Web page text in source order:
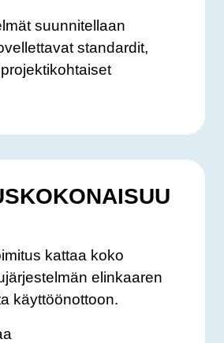
suunnitellaan
standardit,
kattaa koko
elinkaaren
käyttöönottoon.